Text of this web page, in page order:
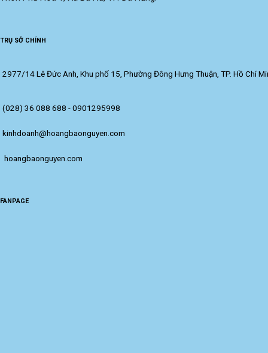
TRỤ SỞ CHÍNH
2977/14 Lê Đức Anh, Khu phố 15, Phường Đông Hưng Thuận, TP. Hồ Chí
(028) 36 088 688 - 0901295998
kinhdoanh@hoangbaonguyen.com
hoangbaonguyen.com
FANPAGE